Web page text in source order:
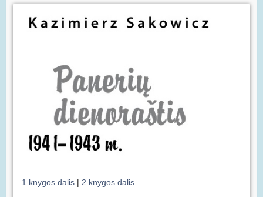
1 knygos dalis | 2 knygos dalis